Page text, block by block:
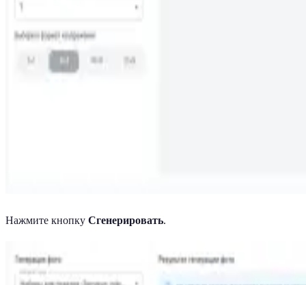
Нажмите кнопку Сгенерировать.